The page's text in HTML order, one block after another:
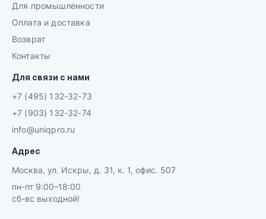
Для промышленности
Оплата и доставка
Возврат
Контакты
Для связи с нами
+7 (495) 132-32-73
+7 (903) 132-32-74
info@uniqpro.ru
Адрес
Москва, ул. Искры, д. 31, к. 1, офис. 507
пн-пт 9:00–18:00
сб-вс выходной!